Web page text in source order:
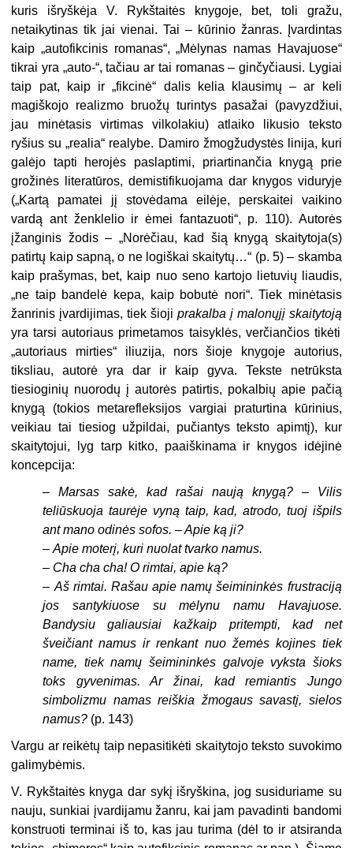
kuris išryškėja V. Rykštaitės knygoje, bet, toli gražu,
netaikytinas tik jai vienai. Tai – kūrinio žanras. Įvardintas
kaip „autofikcinis romanas“, „Mėlynas namas Havajuose“
tikrai yra „auto-“, tačiau ar tai romanas – ginčyčiausi. Lygiai
taip pat, kaip ir „fikcinė“ dalis kelia klausimų – ar keli
magiškojo realizmo bruožų turintys pasažai (pavyzdžiui,
jau minėtasis virtimas vilkolakiu) atlaiko likusio teksto
ryšius su „realia“ realybe. Damiro žmogžudystės linija, kuri
galėjo tapti herojės paslaptimi, priartinančia knygą prie
grožinės literatūros, demistifikuojama dar knygos viduryje
(„Kartą pamatei jį stovėdama eilėje, perskaitei vaikino
vardą ant ženklelio ir ėmei fantazuoti“, p. 110). Autorės
įžanginis žodis – „Norėčiau, kad šią knygą skaitytoja(s)
patirtų kaip sapną, o ne logiškai skaitytų…“ (p. 5) – skamba
kaip prašymas, bet, kaip nuo seno kartojo lietuvių liaudis,
„ne taip bandelė kepa, kaip bobutė nori“. Tiek minėtasis
žanrinis įvardijimas, tiek šioji prakalba į malonųjį skaitytoją
yra tarsi autoriaus primetamos taisyklės, verčiančios tikėti
„autoriaus mirties“ iliuzija, nors šioje knygoje autorius,
tiksliau, autorė yra dar ir kaip gyva. Tekste netrūksta
tiesioginių nuorodų į autorės patirtis, pokalbių apie pačią
knygą (tokios metarefleksijos vargiai praturtina kūrinius,
veikiau tai tiesiog užpildai, pučiantys teksto apimtį), kur
skaitytojui, lyg tarp kitko, paaiškinama ir knygos idėjinė
koncepcija:
–Marsas sakė, kad rašai naują knygą? – Vilis
teliūskuoja taurėje vyną taip, kad, atrodo, tuoj išpils
ant mano odinės sofos. – Apie ką ji?
–Apie moterį, kuri nuolat tvarko namus.
– Cha cha cha! O rimtai, apie ką?
– Aš rimtai. Rašau apie namų šeimininkės frustraciją
jos santykiuose su mėlynu namu Havajuose.
Bandysiu galiausiai kažkaip pritempti, kad net
šveičiant namus ir renkant nuo žemės kojines tiek
name, tiek namų šeimininkės galvoje vyksta šioks
toks gyvenimas. Ar žinai, kad remiantis Jungo
simbolizmu namas reiškia žmogaus savastį, sielos
namus? (p. 143)
Vargu ar reikėtų taip nepasitikėti skaitytojo teksto suvokimo
galimybėmis.
V. Rykštaitės knyga dar sykį išryškina, jog susiduriame su
nauju, sunkiai įvardijamu žanru, kai jam pavadinti bandomi
konstruoti terminai iš to, kas jau turima (dėl to ir atsiranda